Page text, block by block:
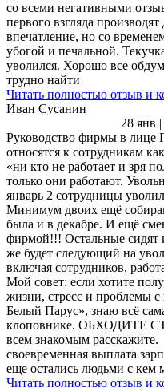
со всеми негативными
первого взгляда
впечатление, но со
убогой и печальной.
уволился. Хорошо все
трудно найти
Читать полностью отзыв и
Иван Сусанин
28 янв
Руководство фирмы в
относятся к сотрудникам
«ни кто не работает и зря
только они работают.
январь 2 сотрудницы
Минимум двоих ещё
была и в декабре. И ещё
фирмой!!! Остальные сидят
же будет следующий на
включая сотрудников,
Мой совет: если хотите
жизни, стресс и проблемы
Белый Парус», знаю всё
клоповнике.
всем знакомым расскажите.
своевременная выплата
еще остались людьми с кем
Читать полностью отзыв и